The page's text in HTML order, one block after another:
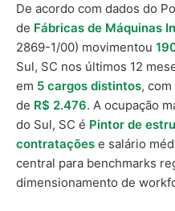
De acordo com dados do
de Fábricas de Máquinas
2869-1/00) movimentou
Sul, SC nos últimos 12
em 5 cargos distintos,
de R$ 2.476. A ocupação
do Sul, SC é Pintor de
contratações e salário
central para benchmarks
dimensionamento de